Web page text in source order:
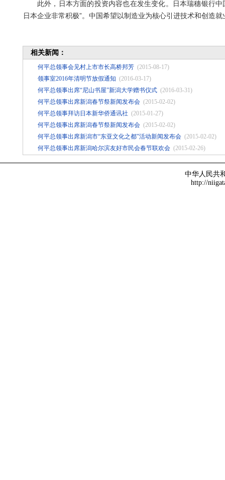
此外，日本方面的投资内容也在发生变化。日本瑞穗银行中
日本企业非常积极”。中国希望以制造业为核心引进技术和创造
相关新闻：
何平总领事会见村上市市长高桥邦芳 (2015-08-17)
领事室2016年清明节放假通知 (2016-03-17)
何平总领事出席“尼山书屋”新潟大学赠书仪式 (2016-03-31)
何平总领事出席新潟春节祭新闻发布会 (2015-02-02)
何平总领事拜访日本新华侨通讯社 (2015-01-27)
何平总领事出席新潟春节祭新闻发布会 (2015-02-02)
何平总领事出席新潟市“东亚文化之都”活动新闻发布会 (2015-02-02)
何平总领事出席新潟哈尔滨友好市民会春节联欢会 (2015-02-26)
中华人民共
http://